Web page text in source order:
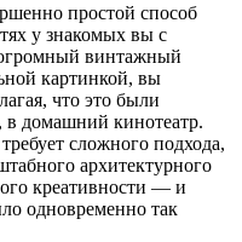
простой способ
у знакомых вы с
винтажный
картинкой, вы
что это были
в домашний кинотеатр.
сложного подхода,
архитектурного
креативности — и
одновременно так